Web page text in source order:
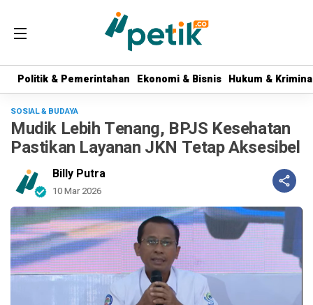
Politik & Pemerintahan Ekonomi & Bisnis Hukum &
Politik & Pemerintahan Ekonomi & Bisnis Hukum &
SOSIAL & BUDAYA
Mudik Lebih Tenang, BPJS Kesehatan
Pastikan Layanan JKN Tetap Aksesibel
Billy Putra
10 Mar 2026